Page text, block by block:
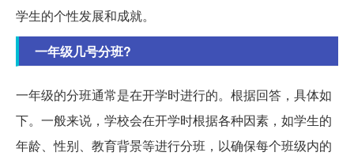
学生的个性发展和成就。
一年级几号分班?
一年级的分班通常是在开学时进行的。根据回答，具体如
下。一般来说，学校会在开学时根据各种因素，如学生的
年龄、性别、教育背景等进行分班，以确保每个班级内的